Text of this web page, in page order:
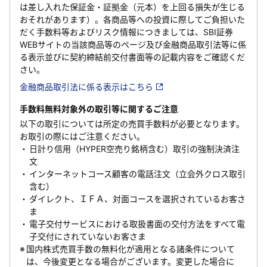
は差し入れた保証金・証拠金（元本）を上回る損失が生じる
おそれがあります）。各商品等への投資に際してご負担いた
だく手数料等およびリスク情報につきましては、SBI証券
WEBサイトの当該商品等のページ及び金融商品取引法等に係
る表示並びに契約締結前交付書面等の記載内容をご確認くだ
さい。
金融商品取引法に係る表示はこちら
手数料無料対象外の取引等に関するご注意
以下の取引については所定の売買手数料が必要となります。
お取引の際にはご注意ください。
日計り信用（HYPER空売り銘柄含む）取引の強制決済注
文
インターネットコース顧客の電話注文（立会外クロス取引
含む）
ダイレクト、ＩＦＡ、対面コースを選択されているお客さ
ま
電子交付サービスにおける取扱書面の交付方法をすべて電
子交付にされていないお客さま
国内株式売買手数の無料化が適用となる諸条件について
は、今後変更となる場合がございます。変更した場合に